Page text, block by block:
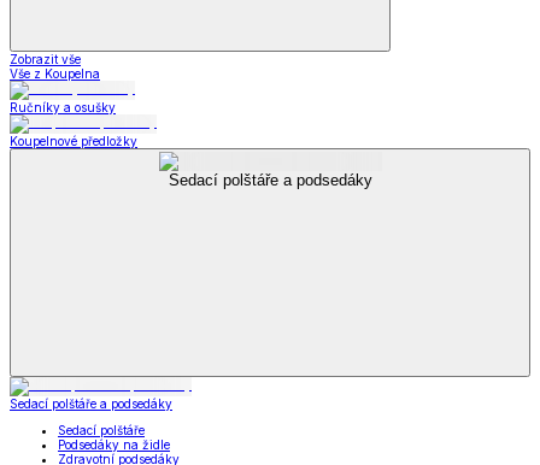
Zobrazit vše
Vše z Koupelna
Ručníky a osušky
Koupelnové předložky
Sedací polštáře a podsedáky
Sedací polštáře a podsedáky
Sedací polštáře
Podsedáky na židle
Zdravotní podsedáky